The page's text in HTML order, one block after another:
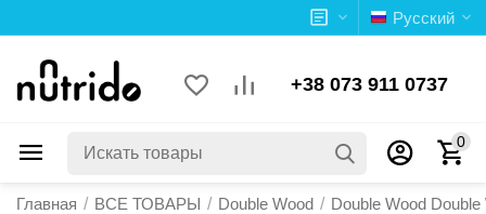
Русский
+38 073 911 0737
0
Главная / ВСЕ ТОВАРЫ / Double Wood / Double Wood